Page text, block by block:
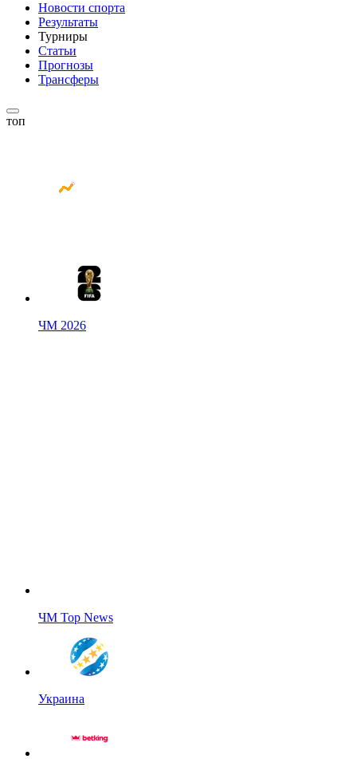
Новости спорта
Результаты
Турниры
Статьи
Прогнозы
Трансферы
топ
ЧМ 2026
ЧМ Top News
Украина